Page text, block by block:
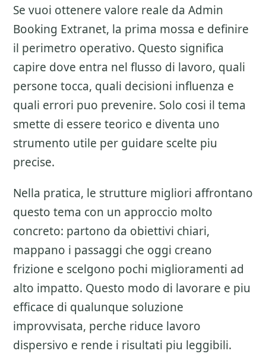
Se vuoi ottenere valore reale da Admin
Booking Extranet, la prima mossa e definire
il perimetro operativo. Questo significa
capire dove entra nel flusso di lavoro, quali
persone tocca, quali decisioni influenza e
quali errori puo prevenire. Solo cosi il tema
smette di essere teorico e diventa uno
strumento utile per guidare scelte piu
precise.
Nella pratica, le strutture migliori affrontano
questo tema con un approccio molto
concreto: partono da obiettivi chiari,
mappano i passaggi che oggi creano
frizione e scelgono pochi miglioramenti ad
alto impatto. Questo modo di lavorare e piu
efficace di qualunque soluzione
improvvisata, perche riduce lavoro
dispersivo e rende i risultati piu leggibili.